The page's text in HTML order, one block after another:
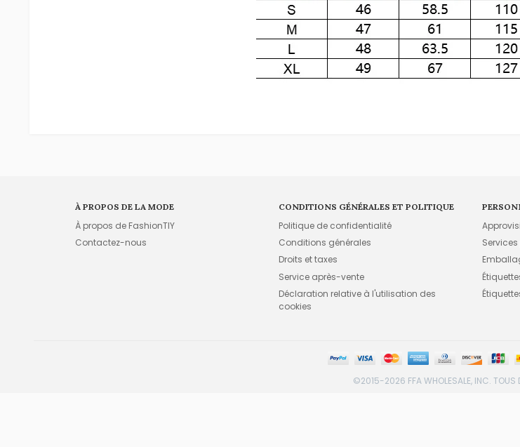
À PROPOS DE LA MODE
À propos de FashionTIY
Contactez-nous
CONDITIONS GÉNÉRALES ET POLITIQUE
Politique de confidentialité
Conditions générales
Droits et taxes
Service après-vente
Déclaration relative à l'utilisation des
cookies
©2015-2026 FFA WHOLESALE, INC. TOUS